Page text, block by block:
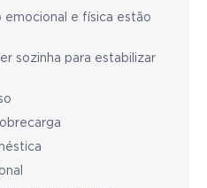
emocional e física estão
sozinha para estabilizar